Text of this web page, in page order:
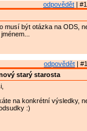
odpovědět |
musí být otázka na ODS,
odpovědět |
starý starosta
na konkrétní výsledky,
:)